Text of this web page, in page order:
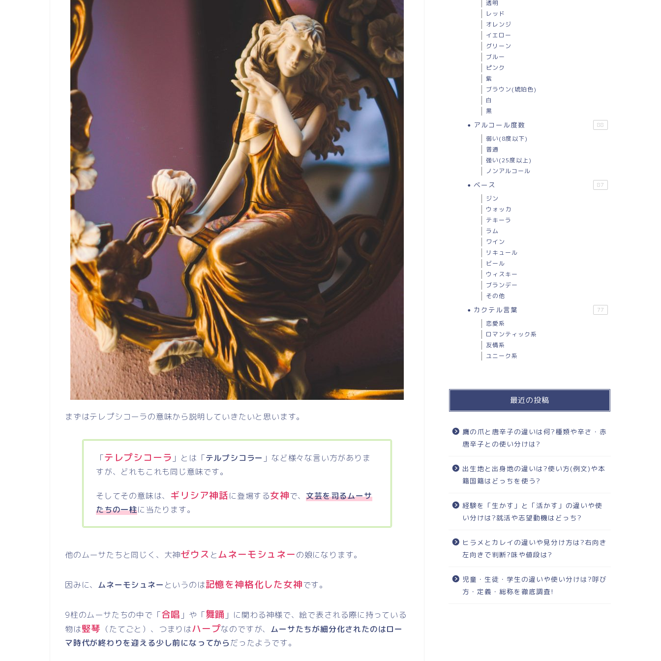
まずはテレプシコーラの意味から説明していきたいと思います。
「テレプシコーラ 」とは「テルプシコラー 」など様々な言い方がありま
すが、どれもこれも同じ意味です。
そしてその意味は、 ギリシア神話に登場する女神で、文芸を司るムーサ
たちの一柱に当たります。
他のムーサたちと同じく、大神ゼウス とムネーモシュネーの娘になります。
因みに、 ムネーモシュネー というのは記憶を神格化した女神です。
9柱のムーサたちの中で「合唱 」や「舞踊 」に関わる神様で、絵で表される際に持っている
物は竪琴 （たてごと）、つまりはハープなのですが、 ムーサたちが細分化されたのはロー
マ時代が終わりを迎える少し前になってからだったようです。
透明
レッド
オレンジ
イエロー
グリーン
ブルー
ピンク
紫
ブラウン(琥珀色)
白
黒
アルコール度数 88
弱い(8度以下)
普通
強い(25度以上)
ノンアルコール
ベース 87
ジン
ウォッカ
テキーラ
ラム
ワイン
リキュール
ビール
ウィスキー
ブランデー
その他
カクテル言葉 77
恋愛系
ロマンティック系
友情系
ユニーク系
最近の投稿
鷹の爪と唐辛子の違いは何?種類や辛さ・赤
唐辛子との使い分けは?
出生地と出身地の違いは?使い方(例文)や本
籍国籍はどっちを使う?
経験を「生かす」と「活かす」の違いや使
い分けは?就活や志望動機はどっち?
ヒラメとカレイの違いや見分け方は?右向き
左向きで判断?味や値段は?
児童・生徒・学生の違いや使い分けは?呼び
方・定義・総称を徹底調査!